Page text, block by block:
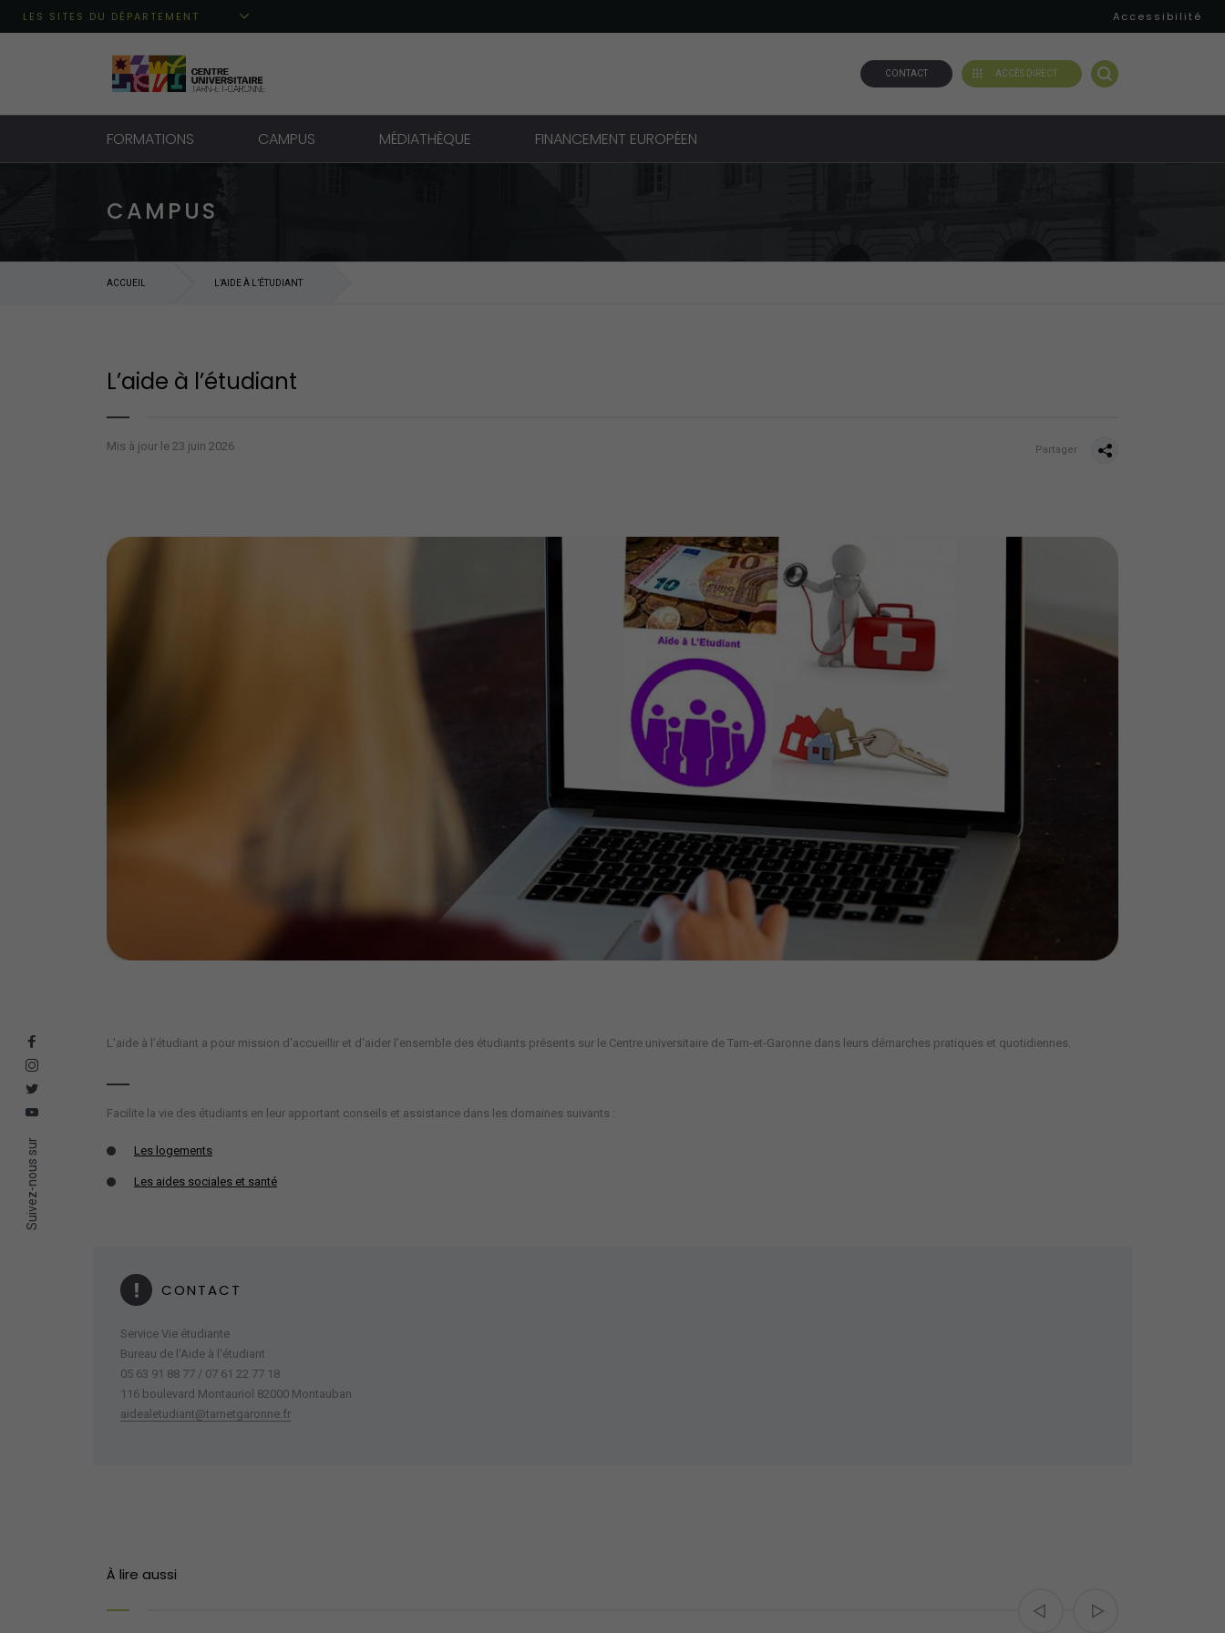
Aller au menu principal
Aller au contenu
Aller à la recherche
LES SITES DU DÉPARTEMENT Accessibilité
Suivez-nous sur
CONTACT ACCÈS DIRECT
FORMATIONS CAMPUS MÉDIATHÈQUE FINANCEMENT EUROPÉEN
CAMPUS
ACCUEIL L’AIDE À L’ÉTUDIANT
L’aide à l’étudiant
Mis à jour le 23 juin 2026 Partager
L'aide à l’étudiant a pour mission d'accueillir et d'aider l’ensemble des étudiants présents sur le Centre universitaire de Tarn-et-Garonne dans leurs démarches pratiques et quotidiennes.
Facilite la vie des étudiants en leur apportant conseils et assistance dans les domaines suivants :
Les logements
Les aides sociales et santé
CONTACT
Service Vie étudiante
Bureau de l'Aide à l'étudiant
05 63 91 88 77 / 07 61 22 77 18
116 boulevard Montauriol 82000 Montauban
aidealetudiant@tarnetgaronne.fr
À lire aussi